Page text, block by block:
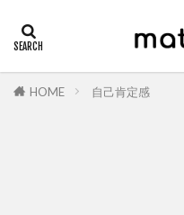
HOME 自己肯定感